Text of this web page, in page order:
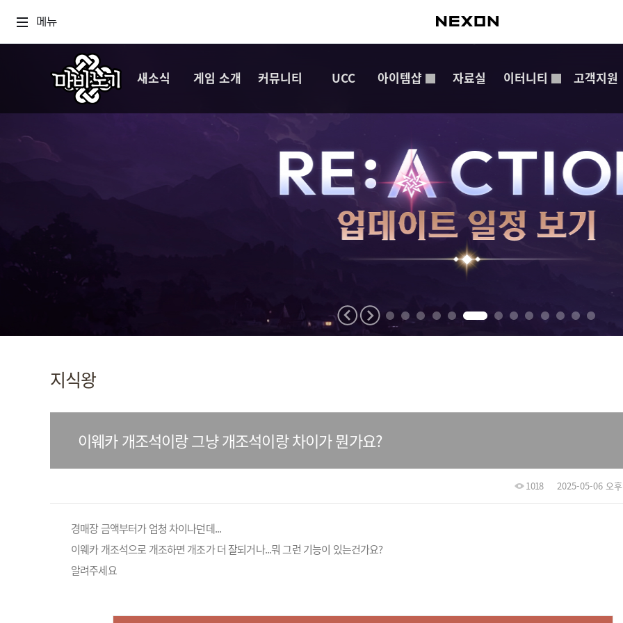
메뉴
새소식 게임 소개 커뮤니티 UCC 아이템샵 자료실 이터니티 고객지원
지식왕
이웨카 개조석이랑 그냥 개조석이랑 차이가 뭔가요?
1018 2025-05-06 오
경매장 금액부터가 엄청 차이나던데...
이웨카 개조석으로 개조하면 개조가 더 잘되거나...뭐 그런 기능이 있는건가요?
알려주세요